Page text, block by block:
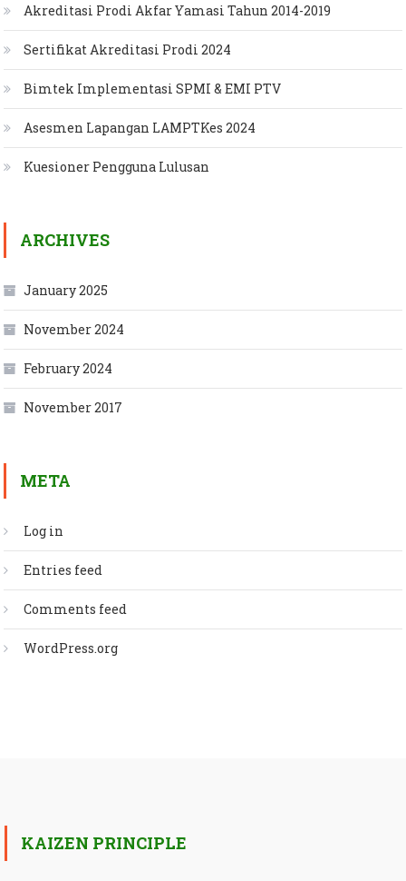
Akreditasi Prodi Akfar Yamasi Tahun 2014-2019
Sertifikat Akreditasi Prodi 2024
Bimtek Implementasi SPMI & EMI PTV
Asesmen Lapangan LAMPTKes 2024
Kuesioner Pengguna Lulusan
ARCHIVES
January 2025
November 2024
February 2024
November 2017
META
Log in
Entries feed
Comments feed
WordPress.org
KAIZEN PRINCIPLE